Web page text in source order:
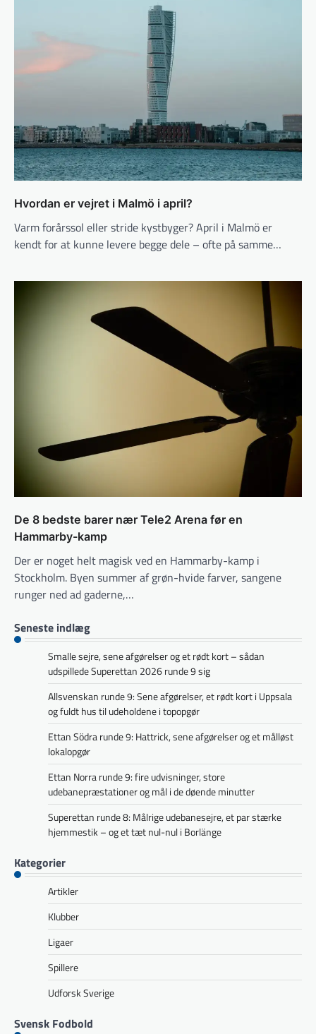
Hvordan er vejret i Malmö i april?
Varm forårssol eller stride kystbyger? April i Malmö er
kendt for at kunne levere begge dele – ofte på samme…
De 8 bedste barer nær Tele2 Arena før en
Hammarby-kamp
Der er noget helt magisk ved en Hammarby-kamp i
Stockholm. Byen summer af grøn-hvide farver, sangene
runger ned ad gaderne,…
Seneste indlæg
Smalle sejre, sene afgørelser og et rødt kort – sådan
udspillede Superettan 2026 runde 9 sig
Allsvenskan runde 9: Sene afgørelser, et rødt kort i Uppsala
og fuldt hus til udeholdene i topopgør
Ettan Södra runde 9: Hattrick, sene afgørelser og et målløst
lokalopgør
Ettan Norra runde 9: fire udvisninger, store
udebanepræstationer og mål i de døende minutter
Superettan runde 8: Målrige udebanesejre, et par stærke
hjemmestik – og et tæt nul-nul i Borlänge
Kategorier
Artikler
Klubber
Ligaer
Spillere
Udforsk Sverige
Svensk Fodbold